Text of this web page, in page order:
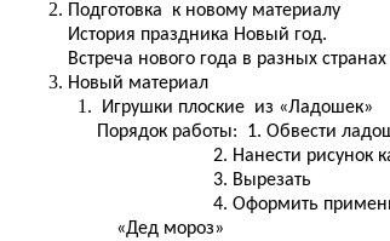
Подготовка к новому материалу
История праздника Новый год.
Встреча нового года в разных
Новый материал
Игрушки плоские из «Ладошек»
Порядок работы: 1. Обвести
2. Нанести рисунок
3. Вырезать
4. Оформить применив
«Дед мороз»